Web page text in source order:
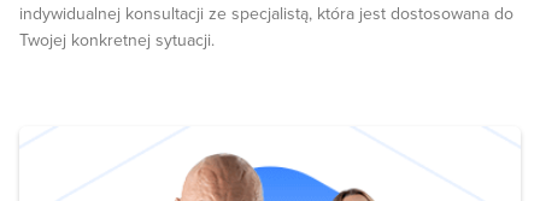
indywidualnej konsultacji ze specjalistą, która jest dostosowana do
Twojej konkretnej sytuacji.